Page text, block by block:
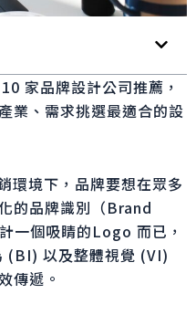
家品牌設計公司推薦，
業、需求挑選最適合的設
環境下，品牌要想在眾多
的品牌識別（Brand
一個吸睛的Logo 而已，
(BI) 以及整體視覺 (VI)
傳遞。